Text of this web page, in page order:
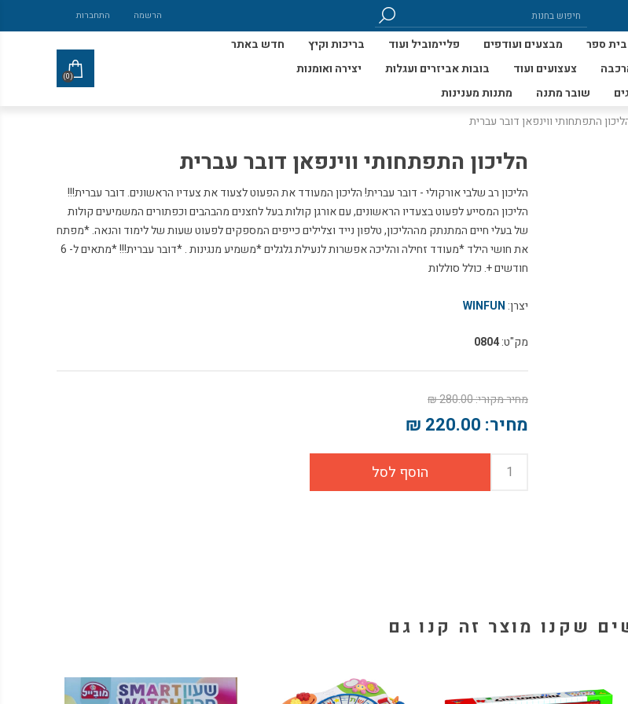
הרשמה התחברות
ספר מבצעים ועודפים פליימוביל ועוד בריכות וקיץ
חדש באתר
צעצועים ועוד בובות אביזרים ועגלות
יצירה ואומנות
שובר מתנה מתנות מענינות
(0)
התפתחותי ווינפאן דובר עברית
הליכון התפתחותי ווינפאן דובר עברית
הליכון רב שלבי אורקולי - דובר עברית! הליכון המעודד את הפעוט לצעוד את צעדיו הראשונים. דובר עברית!!!
הליכון המסייע לפעוט בצעדיו הראשונים, עם אורגן קולות בעל לחצנים מהבהבים וכפתורים המשמיעים קולות
של בעלי חיים המתנתק מההליכון, טלפון נייד וצלילים כייפים המספקים לפעוט שעות של לימוד והנאה. *מפתח
את חושי הילד *מעודד זחילה והליכה אפשרות לנעילת גלגלים *משמיע מנגינות . *דובר עברית!!! *מתאים ל- 6
חודשים +. כולל סוללות
יצרן: WINFUN
מק"ט:0804
מחיר מקורי:280.00 ₪
מחיר: 220.00 ₪
שקנו מוצר זה קנו גם